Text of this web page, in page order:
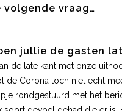
volgende vraag…
jullie de gasten
de late kant met onze
de Corona toch niet echt
rondgestuurd met het